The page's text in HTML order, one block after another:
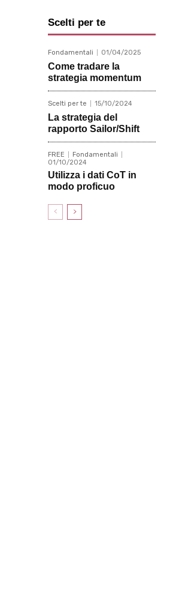
Scelti per te
Fondamentali 01/04/2025
Come tradare la
strategia momentum
Scelti per te 15/10/2024
La strategia del
rapporto Sailor/Shift
FREE
Fondamentali
01/10/2024
Utilizza i dati CoT in
modo proficuo